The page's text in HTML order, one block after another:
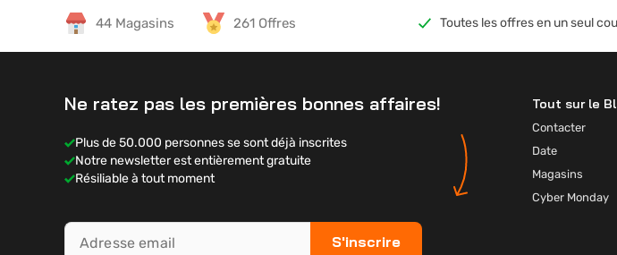
44 Magasins 261 Offres Toutes les offres en un seul
Ne ratez pas les premières bonnes affaires!
Plus de 50.000 personnes se sont déjà inscrites
Notre newsletter est entièrement gratuite
Résiliable à tout moment
S'inscrire
Tout sur le
Contacter
Date
Magasins
Cyber Monday